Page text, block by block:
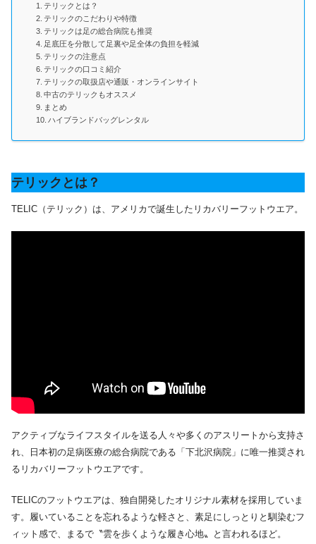
テリックとは？
テリックのこだわりや特徴
テリックは足の総合病院も推奨
足底圧を分散して足裏や足全体の負担を軽減
テリックの注意点
テリックの口コミ紹介
テリックの取扱店や通販・オンラインサイト
中古のテリックもオススメ
まとめ
ハイブランドバッグレンタル
テリックとは？
TELIC（テリック）は、アメリカで誕生したリカバリーフットウエア。
アクティブなライフスタイルを送る人々や多くのアスリートから支持さ
れ、日本初の足病医療の総合病院である「下北沢病院」に唯一推奨され
るリカバリーフットウエアです。
TELICのフットウエアは、独自開発したオリジナル素材を採用していま
す。履いていることを忘れるような軽さと、素足にしっとりと馴染むフ
ィット感で、まるで〝雲を歩くような履き心地〟と言われるほど。